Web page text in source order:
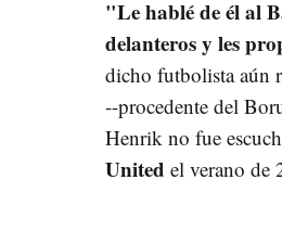
"Le hablé de él al
delanteros y les
dicho futbolista aún
--procedente del
Henrik no fue
United el verano de